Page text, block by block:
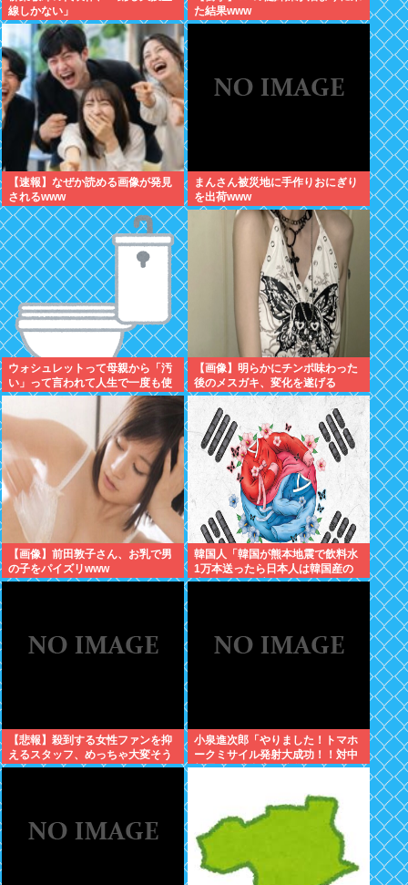
線しかない」
た結果www
【速報】なぜか読める画像が発見
されるwww
まんさん被災地に手作りおにぎり
を出荷www
ウォシュレットって母親から「汚
い」って言われて人生で一度も使
ってなかった...
【画像】明らかにチンポ味わった
後のメスガキ、変化を遂げる
【画像】前田敦子さん、お乳で男
の子をパイズリwww
韓国人「韓国が熊本地震で飲料水
1万本送ったら日本人は韓国産の
水は〇〇だと言いました」
【悲報】殺到する女性ファンを抑
えるスタッフ、めっちゃ大変そう
www
小泉進次郎「やりました！トマホ
ークミサイル発射大成功！！対中
朝露への防衛力を強化してます